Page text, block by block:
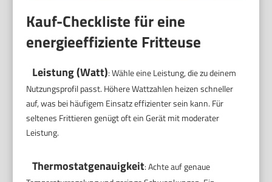
Kauf-Checkliste für eine
energieeffiziente Fritteuse
Leistung (Watt): Wähle eine Leistung, die zu deinem
Nutzungsprofil passt. Höhere Wattzahlen heizen schneller
auf, was bei häufigem Einsatz effizienter sein kann. Für
seltenes Frittieren genügt oft ein Gerät mit moderater
Leistung.
Thermostatgenauigkeit: Achte auf genaue